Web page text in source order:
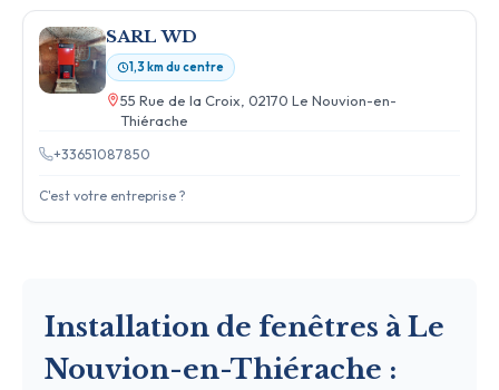
SARL WD
1,3 km du centre
55 Rue de la Croix, 02170 Le Nouvion-en-
Thiérache
+33651087850
C'est votre entreprise ?
Installation de fenêtres à Le
Nouvion-en-Thiérache :